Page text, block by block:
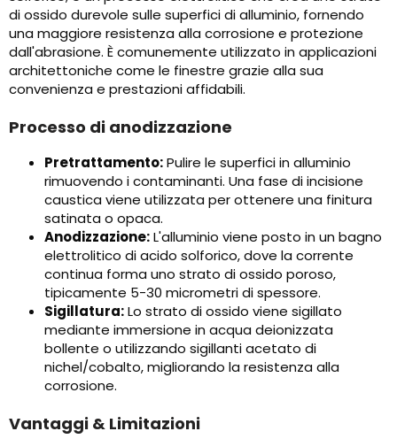
di ossido durevole sulle superfici di alluminio, fornendo
una maggiore resistenza alla corrosione e protezione
dall'abrasione. È comunemente utilizzato in applicazioni
architettoniche come le finestre grazie alla sua
convenienza e prestazioni affidabili.
Processo di anodizzazione
Pretrattamento:Pulire le superfici in alluminio
rimuovendo i contaminanti. Una fase di incisione
caustica viene utilizzata per ottenere una finitura
satinata o opaca.
Anodizzazione:L'alluminio viene posto in un bagno
elettrolitico di acido solforico, dove la corrente
continua forma uno strato di ossido poroso,
tipicamente 5-30 micrometri di spessore.
Sigillatura:Lo strato di ossido viene sigillato
mediante immersione in acqua deionizzata
bollente o utilizzando sigillanti acetato di
nichel/cobalto, migliorando la resistenza alla
corrosione.
Vantaggi & Limitazioni